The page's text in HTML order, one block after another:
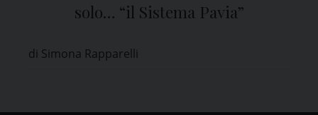
solo… “il Sistema Pavia”
di Simona Rapparelli